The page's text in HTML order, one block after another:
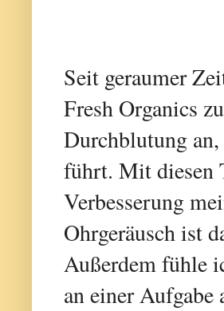
Seit geraumer
Fresh Organics
Durchblutung
führt. Mit diesen
Verbesserung
Ohrgeräusch ist
Außerdem fühle
an einer Aufgabe